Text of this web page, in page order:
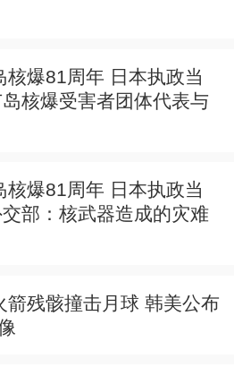
核爆81周年 日本执政当
核爆受害者团体代表与
核爆81周年 日本执政当
部：核武器造成的灾难
箭残骸撞击月球 韩美公布